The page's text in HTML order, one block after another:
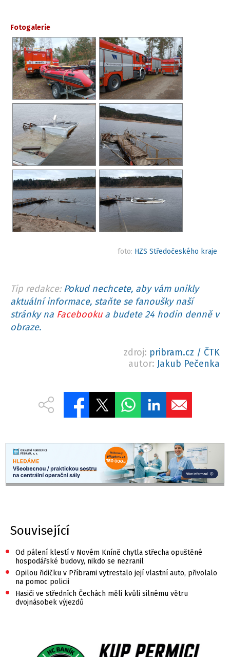
Fotogalerie
foto: HZS Středočeského kraje
Tip redakce: Pokud nechcete, aby vám unikly
aktuální informace, staňte se fanoušky naší
stránky na Facebookua budete 24 hodin denně v
obraze.
zdroj: pribram.cz / ČTK
autor: Jakub Pečenka
Související
•
Od pálení klestí v Novém Kníně chytla střecha opuštěné
hospodářské budovy, nikdo se nezranil
•
Opilou řidičku v Příbrami vytrestalo její vlastní auto, přivolalo
na pomoc policii
•
Hasiči ve středních Čechách měli kvůli silnému větru
dvojnásobek výjezdů